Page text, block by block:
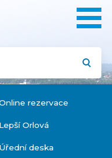
rezervace
Lepší Orlová
Úřední deska